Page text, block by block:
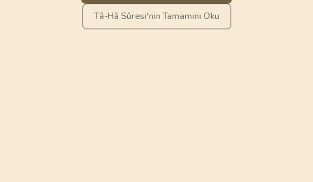
Tâ-Hâ Sûresi'nin Tamamını Oku